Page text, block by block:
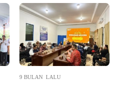
9 BULAN LALU